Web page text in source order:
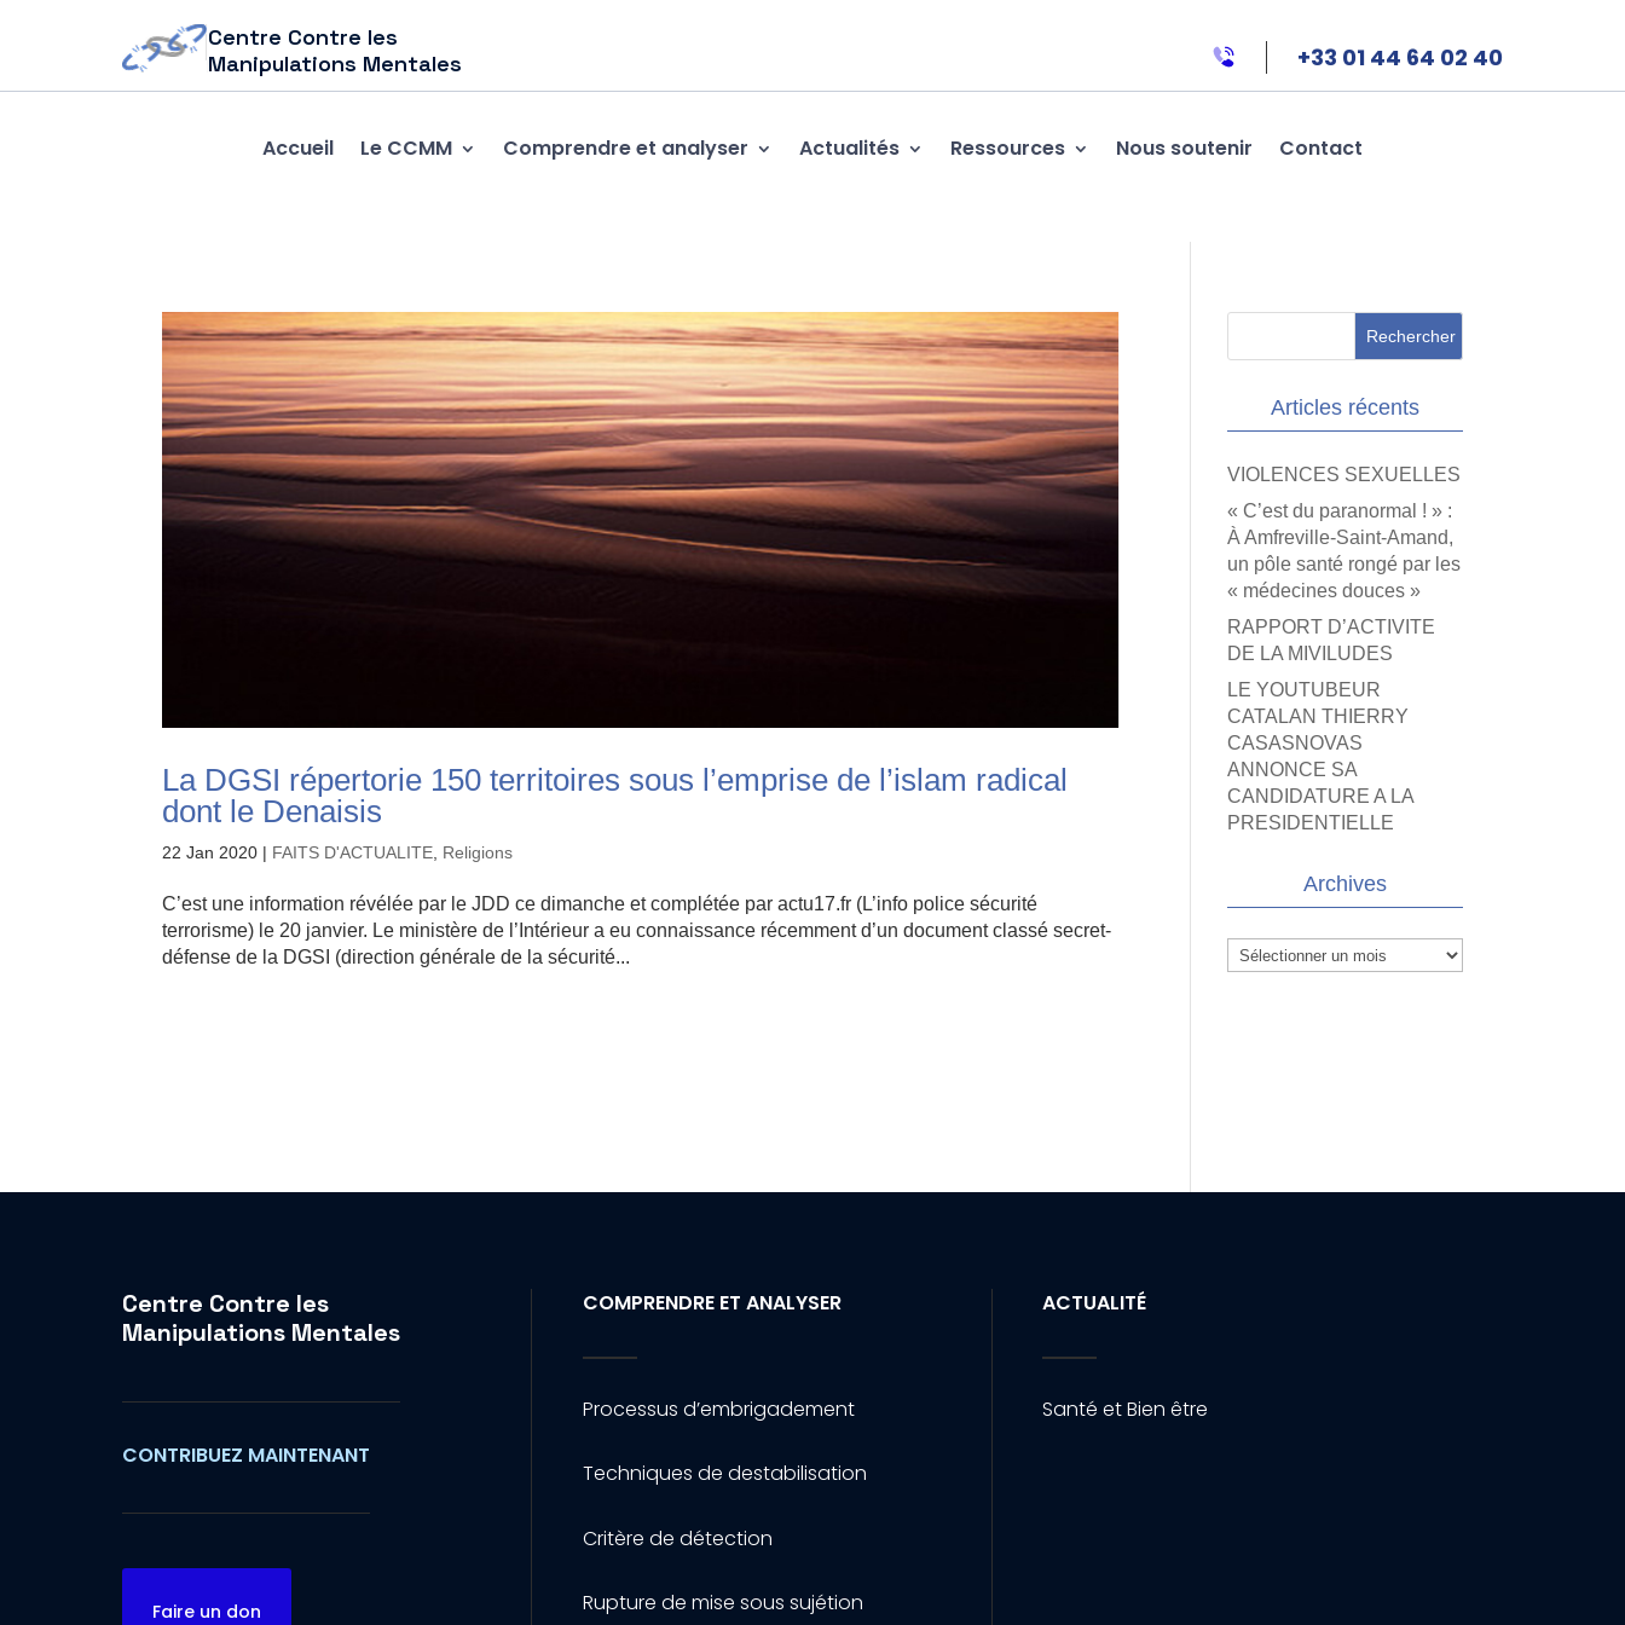
Centre Contre les
Manipulations Mentales
+33 01 44 64 02 40
Accueil Le CCMM Comprendre et analyser Actualités Ressources Nous soutenir Contact
La DGSI répertorie 150 territoires sous l’emprise de l’islam radical
dont le Denaisis
22 Jan 2020 | FAITS D'ACTUALITE Religions
C’est une information révélée par le JDD ce dimanche et complétée par actu17.fr (L’info police sécurité
terrorisme) le 20 janvier. Le ministère de l’Intérieur a eu connaissance récemment d’un document classé secret-
défense de la DGSI (direction générale de la sécurité...
Articles récents
VIOLENCES SEXUELLES
« C’est du paranormal ! » :
À Amfreville-Saint-Amand,
un pôle santé rongé par les
« médecines douces »
RAPPORT D’ACTIVITE
DE LA MIVILUDES
LE YOUTUBEUR
CATALAN THIERRY
CASASNOVAS
ANNONCE SA
CANDIDATURE A LA
PRESIDENTIELLE
Archives
Archives
Centre Contre les
Manipulations Mentales
CONTRIBUEZ MAINTENANT
Faire un don
COMPRENDRE ET ANALYSER
Processus d’embrigadement
Techniques de destabilisation
Critère de détection
Rupture de mise sous sujétion
ACTUALITÉ
Santé et Bien être